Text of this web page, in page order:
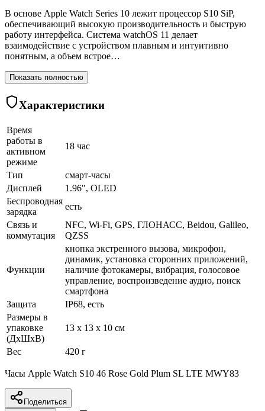
В основе Apple Watch Series 10 лежит процессор S10 SiP,
обеспечивающий высокую производительность и быструю
работу интерфейса. Система watchOS 11 делает
взаимодействие с устройством плавным и интуитивно
понятным, а объем встрое…
Показать полностью
Характеристики
Время
работы в
активном
режиме
18 час
Тип
смарт-часы
Дисплей
1.96", OLED
Беспроводная
зарядка
есть
Связь и
коммутация
NFC, Wi-Fi, GPS, ГЛОНАСC, Beidou, Galileo,
QZSS
Функции
кнопка экстренного вызова, микрофон,
динамик, установка сторонних приложений,
наличие фотокамеры, вибрация, голосовое
управление, воспроизведение аудио, поиск
смартфона
Защита
IP68, есть
Размеры в
упаковке
(ДхШхВ)
13 x 13 x 10 см
Вес 420 г
Часы Apple Watch S10 46 Rose Gold Plum SL LTE MWY83
Поделиться